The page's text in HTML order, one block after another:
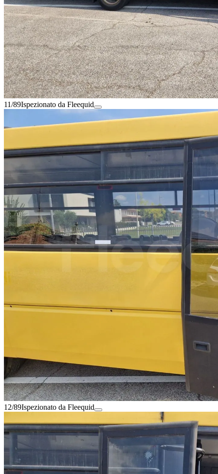
11/89Ispezionato da Fleequid
12/89Ispezionato da Fleequid